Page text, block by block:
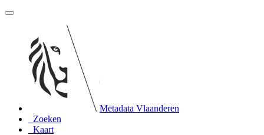
Metadata Vlaanderen
Zoeken
Kaart